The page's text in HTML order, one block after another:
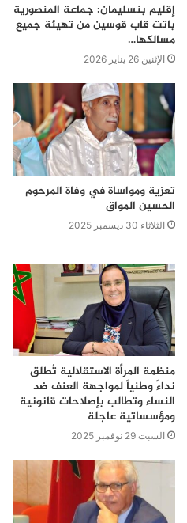
إقليم بنسليمان: جماعة المنصورية
باتت قاب قوسين من تهيئة جميع
مسالكها…
الإثنين 26 يناير 2026
تعزية ومواساة في وفاة المرحوم
الحسين المواق
الثلاثاء 30 ديسمبر 2025
منظمة المرأة الاستقلالية تُطلق
نداءً وطنياً لمواجهة العنف ضد
النساء وتطالب بإصلاحات قانونية
ومؤسساتية عاجلة
السبت 29 نوفمبر 2025